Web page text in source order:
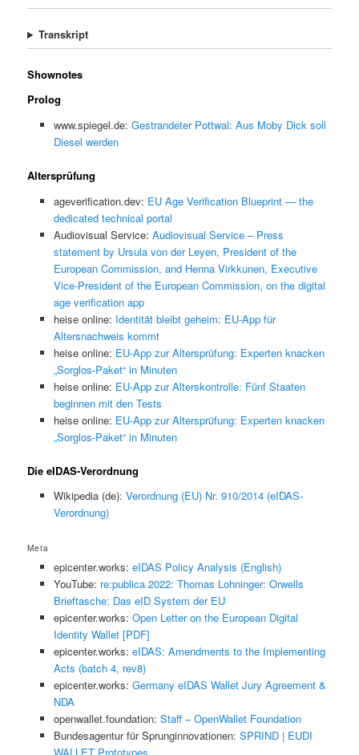
Transkript
Shownotes
Prolog
www.spiegel.de: Gestrandeter Pottwal: Aus Moby Dick soll
Diesel werden
Altersprüfung
ageverification.dev: EU Age Verification Blueprint — the
dedicated technical portal
Audiovisual Service: Audiovisual Service – Press
statement by Ursula von der Leyen, President of the
European Commission, and Henna Virkkunen, Executive
Vice-President of the European Commission, on the digital
age verification app
heise online: Identität bleibt geheim: EU-App für
Altersnachweis kommt
heise online: EU-App zur Altersprüfung: Experten knacken
„Sorglos-Paket“ in Minuten
heise online: EU-App zur Alterskontrolle: Fünf Staaten
beginnen mit den Tests
heise online: EU-App zur Altersprüfung: Experten knacken
„Sorglos-Paket“ in Minuten
Die eIDAS-Verordnung
Wikipedia (de): Verordnung (EU) Nr. 910/2014 (eIDAS-
Verordnung)
Meta
epicenter.works: eIDAS Policy Analysis (English)
YouTube: re:publica 2022: Thomas Lohninger: Orwells
Brieftasche: Das eID System der EU
epicenter.works: Open Letter on the European Digital
Identity Wallet [PDF]
epicenter.works: eIDAS: Amendments to the Implementing
Acts (batch 4, rev8)
epicenter.works: Germany eIDAS Wallet Jury Agreement &
NDA
openwallet.foundation: Staff – OpenWallet Foundation
Bundesagentur für Sprunginnovationen: SPRIND | EUDI